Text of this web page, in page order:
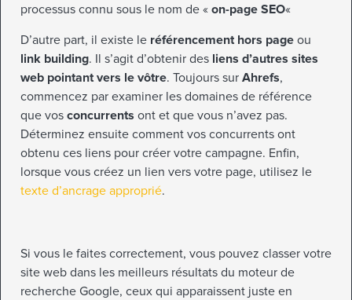
processus connu sous le nom de « on-page SEO«
D’autre part, il existe le référencement hors page ou
link building. Il s’agit d’obtenir des liens d’autres sites
web pointant vers le vôtre. Toujours sur Ahrefs,
commencez par examiner les domaines de référence
que vos concurrents ont et que vous n’avez pas.
Déterminez ensuite comment vos concurrents ont
obtenu ces liens pour créer votre campagne. Enfin,
lorsque vous créez un lien vers votre page, utilisez le
texte d’ancrage approprié.
Si vous le faites correctement, vous pouvez classer votre
site web dans les meilleurs résultats du moteur de
recherche Google, ceux qui apparaissent juste en